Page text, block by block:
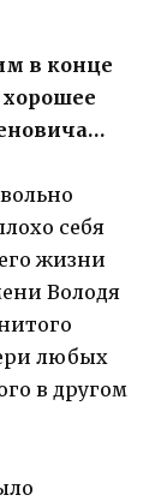
в конце
хорошее
себя
жизни
Володя
любых
в другом